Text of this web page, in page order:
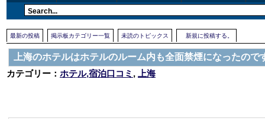
最新の投稿 掲示板カテゴリー一覧 未読のトピックス 新規に投稿する。
上海のホテルはホテルのルーム内も全面禁煙になったので
カテゴリー： ホテル,宿泊口コミ , 上海